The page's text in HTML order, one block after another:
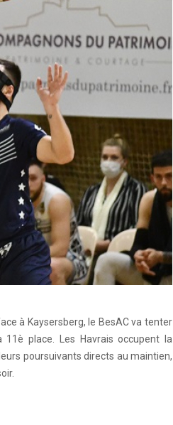
à Kaysersberg, le BesAC va tenter
place. Les Havrais occupent la
poursuivants directs au maintien,